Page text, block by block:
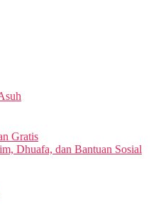
Gratis
Dhuafa, dan Bantuan Sosial